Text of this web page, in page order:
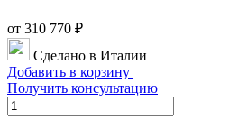
от 310 770 ₽
Сделано в Италии
Добавить в корзину
Получить консультацию